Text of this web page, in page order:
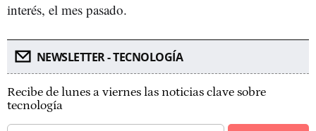
interés, el mes pasado.
NEWSLETTER - TECNOLOGÍA
Recibe de lunes a viernes las noticias clave sobre
tecnología